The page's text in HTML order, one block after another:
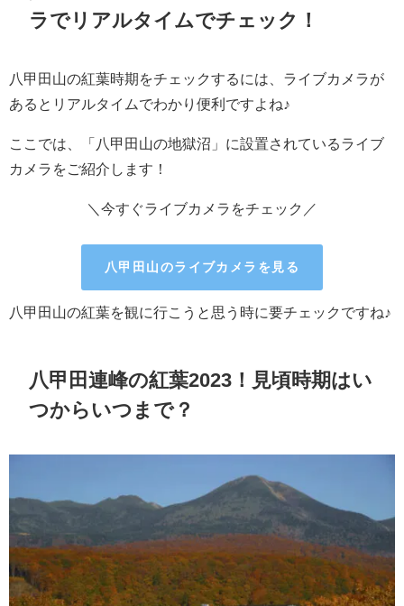
ラでリアルタイムでチェック！
八甲田山の紅葉時期をチェックするには、ライブカメラが
あるとリアルタイムでわかり便利ですよね♪
ここでは、「八甲田山の地獄沼」に設置されているライブ
カメラをご紹介します！
＼今すぐライブカメラをチェック／
八甲田山のライブカメラを見る
八甲田山の紅葉を観に行こうと思う時に要チェックですね♪
八甲田連峰の紅葉2023！見頃時期はい
つからいつまで？